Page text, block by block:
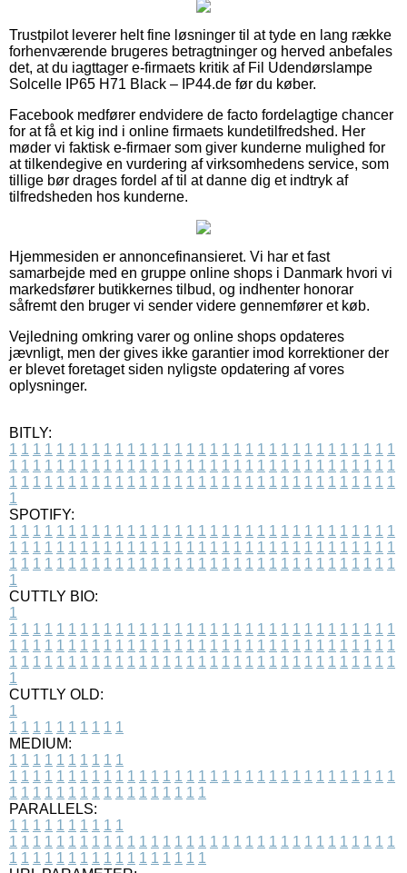
Trustpilot leverer helt fine løsninger til at tyde en lang række
forhenværende brugeres betragtninger og herved anbefales
det, at du iagttager e-firmaets kritik af Fil Udendørslampe
Solcelle IP65 H71 Black – IP44.de før du køber.
Facebook medfører endvidere de facto fordelagtige chancer
for at få et kig ind i online firmaets kundetilfredshed. Her
møder vi faktisk e-firmaer som giver kunderne mulighed for
at tilkendegive en vurdering af virksomhedens service, som
tillige bør drages fordel af til at danne dig et indtryk af
tilfredsheden hos kunderne.
Hjemmesiden er annoncefinansieret. Vi har et fast
samarbejde med en gruppe online shops i Danmark hvori vi
markedsfører butikkernes tilbud, og indhenter honorar
såfremt den bruger vi sender videre gennemfører et køb.
Vejledning omkring varer og online shops opdateres
jævnligt, men der gives ikke garantier imod korrektioner der
er blevet foretaget siden nyligste opdatering af vores
oplysninger.
BITLY:
1 1 1 1 1 1 1 1 1 1 1 1 1 1 1 1 1 1 1 1 1 1 1 1 1 1 1 1 1 1 1 1 1
1 1 1 1 1 1 1 1 1 1 1 1 1 1 1 1 1 1 1 1 1 1 1 1 1 1 1 1 1 1 1 1 1
1 1 1 1 1 1 1 1 1 1 1 1 1 1 1 1 1 1 1 1 1 1 1 1 1 1 1 1 1 1 1 1 1
1
SPOTIFY:
1 1 1 1 1 1 1 1 1 1 1 1 1 1 1 1 1 1 1 1 1 1 1 1 1 1 1 1 1 1 1 1 1
1 1 1 1 1 1 1 1 1 1 1 1 1 1 1 1 1 1 1 1 1 1 1 1 1 1 1 1 1 1 1 1 1
1 1 1 1 1 1 1 1 1 1 1 1 1 1 1 1 1 1 1 1 1 1 1 1 1 1 1 1 1 1 1 1 1
1
CUTTLY BIO:
1
1 1 1 1 1 1 1 1 1 1 1 1 1 1 1 1 1 1 1 1 1 1 1 1 1 1 1 1 1 1 1 1 1
1 1 1 1 1 1 1 1 1 1 1 1 1 1 1 1 1 1 1 1 1 1 1 1 1 1 1 1 1 1 1 1 1
1 1 1 1 1 1 1 1 1 1 1 1 1 1 1 1 1 1 1 1 1 1 1 1 1 1 1 1 1 1 1 1 1
1
CUTTLY OLD:
1
1 1 1 1 1 1 1 1 1 1
MEDIUM:
1 1 1 1 1 1 1 1 1 1
1 1 1 1 1 1 1 1 1 1 1 1 1 1 1 1 1 1 1 1 1 1 1 1 1 1 1 1 1 1 1 1 1
1 1 1 1 1 1 1 1 1 1 1 1 1 1 1 1 1
PARALLELS:
1 1 1 1 1 1 1 1 1 1
1 1 1 1 1 1 1 1 1 1 1 1 1 1 1 1 1 1 1 1 1 1 1 1 1 1 1 1 1 1 1 1 1
1 1 1 1 1 1 1 1 1 1 1 1 1 1 1 1 1